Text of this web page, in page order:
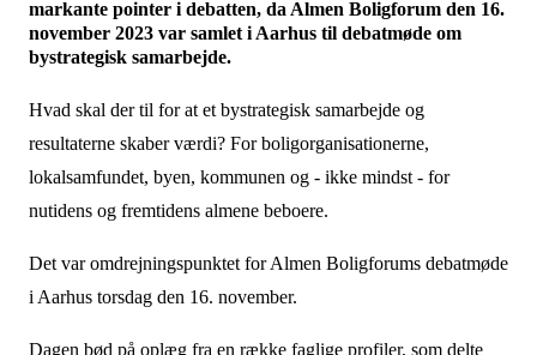
markante pointer i debatten, da Almen Boligforum den 16.
november 2023 var samlet i Aarhus til debatmøde om
bystrategisk samarbejde.
Hvad skal der til for at et bystrategisk samarbejde og
resultaterne skaber værdi? For boligorganisationerne,
lokalsamfundet, byen, kommunen og - ikke mindst - for
nutidens og fremtidens almene beboere.
Det var omdrejningspunktet for Almen Boligforums debatmøde
i Aarhus torsdag den 16. november.
Dagen bød på oplæg fra en række faglige profiler, som delte